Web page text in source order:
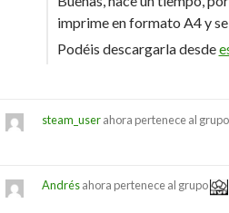
imprime en formato A4 y
Podéis descargarla desde
steam_userahora pertenece al grupo
Andrésahora pertenece al grupo